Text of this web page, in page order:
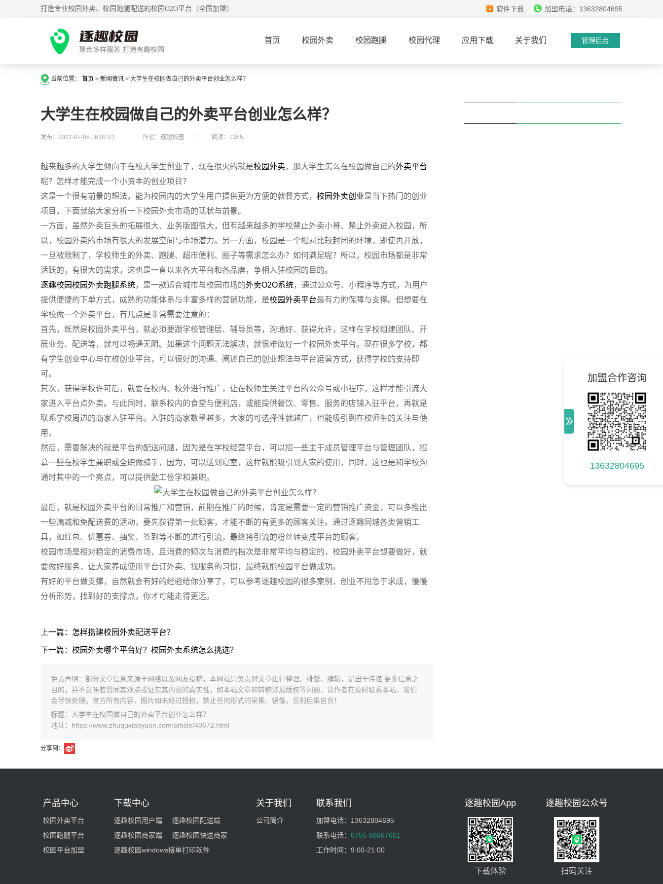
打造专业校园外卖、校园跑腿配送的校园O2O平台（全国加盟） 软件下载 加盟电话：13632804695
首页 校园外卖 校园跑腿 校园代理 应用下载 关于我们 管理后台
加盟合作咨询
13632804695
当前位置： 首页 > 新闻资讯 > 大学生在校园做自己的外卖平台创业怎么样？
大学生在校园做自己的外卖平台创业怎么样？
发布：2022-07-05 16:02:03 作者：逐趣校园 阅读：1365
越来越多的大学生倾向于在校大学生创业了，现在很火的就是校园外卖 ，那大学生怎么在校园做自己的外卖平台
呢？怎样才能完成一个小资本的创业项目？
这是一个很有前景的想法，能为校园内的大学生用户提供更为方便的就餐方式， 校园外卖创业是当下热门的创业
项目，下面就给大家分析一下校园外卖市场的现状与前景。
一方面，虽然外卖巨头的拓展很大、业务版图很大，但有越来越多的学校禁止外卖小哥、禁止外卖进入校园，所
以，校园外卖的市场有很大的发展空间与市场潜力。另一方面，校园是一个相对比较封闭的环境，即使再开放，
一旦被限制了，学校师生的外卖、跑腿、超市便利、圈子等需求怎么办？如何满足呢？所以，校园市场都是非常
活跃的，有很大的需求，这也是一直以来各大平台和各品牌，争相入驻校园的目的。
逐趣校园校园外卖跑腿系统，是一款适合城市与校园市场的外卖O2O系统，通过公众号、小程序等方式，为用户
提供便捷的下单方式，成熟的功能体系与丰富多样的营销功能，是校园外卖平台最有力的保障与支撑。但想要在
学校做一个外卖平台，有几点是非常需要注意的：
首先，既然是校园外卖平台，就必须要跟学校管理层、辅导员等，沟通好、获得允许，这样在学校组建团队、开
展业务、配送等，就可以畅通无阻。如果这个问题无法解决，就很难做好一个校园外卖平台。现在很多学校，都
有学生创业中心与在校创业平台，可以很好的沟通、阐述自己的创业想法与平台运营方式，获得学校的支持即
可。
其次，获得学校许可后，就要在校内、校外进行推广，让在校师生关注平台的公众号或小程序，这样才能引流大
家进入平台点外卖。与此同时，联系校内的食堂与便利店，或能提供餐饮、零售、服务的店铺入驻平台，再就是
联系学校周边的商家入驻平台。入驻的商家数量越多，大家的可选择性就越广，也能吸引到在校师生的关注与使
用。
然后，需要解决的就是平台的配送问题，因为是在学校经营平台，可以招一些主干成员管理平台与管理团队，招
募一些在校学生兼职或全职做骑手，因为，可以送到寝室，这样就能吸引到大家的使用，同时，这也是和学校沟
通时其中的一个亮点，可以提供勤工俭学和兼职。
最后，就是校园外卖平台的日常推广和营销，前期在推广的时候，肯定是需要一定的营销推广资金，可以多推出
一些满减和免配送费的活动，要先获得第一批顾客，才能不断的有更多的顾客关注。通过逐趣同城各类营销工
具，如红包、优惠券、抽奖、签到等不断的进行引流，最终将引流的粉丝转变成平台的顾客。
校园市场是相对稳定的消费市场，且消费的频次与消费的档次是非常平均与稳定的，校园外卖平台想要做好，就
要做好服务，让大家养成使用平台订外卖、找服务的习惯，最终就能校园平台做成功。
有好的平台做支撑，自然就会有好的经验给你分享了，可以参考逐趣校园的很多案例，创业不用急于求成，慢慢
分析形势，找到好的支撑点，你才可能走得更远。
上一篇：怎样搭建校园外卖配送平台？
下一篇：校园外卖哪个平台好？校园外卖系统怎么挑选？
免责声明：部分文章信息来源于网络以及网友投稿，本网站只负责对文章进行整理、排版、编辑，是出于传递 更多信息之
目的，并不意味着赞同其观点或证实其内容的真实性，如本站文章和转稿涉及版权等问题，请作者在及时联系本站，我们
会尽快处理。官方所有内容、图片如未经过授权，禁止任何形式的采集、镜像，否则后果自负！
标题：大学生在校园做自己的外卖平台创业怎么样？
地址：https://www.zhuquxiaoyuan.com/article/40672.html
分享到：
产品中心
校园外卖平台
校园跑腿平台
校园平台加盟
下载中心
逐趣校园用户端
逐趣校园配送端
逐趣校园商家端
逐趣校园快送商家
逐趣校园windows接单打印软件
关于我们
公司简介
联系我们
加盟电话： 13632804695
联系电话： 0755-86667601
工作时间： 9:00-21:00
逐趣校园App
下载体验
逐趣校园公众号
扫码关注